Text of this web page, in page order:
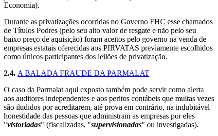
Economia).
Durante as privatizações ocorridas no Governo FHC esse chamados
de Títulos Podres (pelo seu alto valor de resgate e não pelo seu
baixo preço de aquisição) foram aceitos pelo governo na venda de
empresas estatais oferecidas aos PIRVATAS previamente escolhidos
como únicos participantes dos leilões de privatização.
2.4. A BALADA FRAUDE DA PARMALAT
O caso da Parmalat aqui exposto também pode servir como alerta
aos auditores independentes e aos peritos contábeis que muitas vezes
são iludidos por acreditarem, até prova em contrário, na indubitável
honestidade das pessoas que administram as empresas por eles
"vistoriadas" (fiscalizadas, "supervisionadas" ou investigadas).